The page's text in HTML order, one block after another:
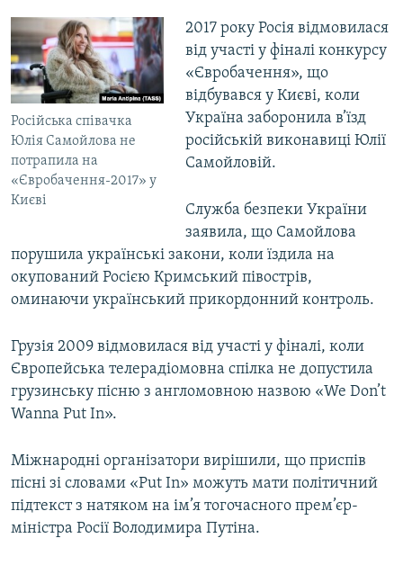
Російська співачка
Юлія Самойлова не
потрапила на
«Євробачення-2017» у
Києві
2017 року Росія відмовилася
від участі у фіналі конкурсу
«Євробачення», що
відбувався у Києві, коли
Україна заборонила в’їзд
російській виконавиці Юлії
Самойловій.
Служба безпеки України
заявила, що Самойлова
порушила українські закони, коли їздила на
окупований Росією Кримський півострів,
оминаючи український прикордонний контроль.
Грузія 2009 відмовилася від участі у фіналі, коли
Європейська телерадіомовна спілка не допустила
грузинську пісню з англомовною назвою «We Don’t
Wanna Put In».
Міжнародні організатори вирішили, що приспів
пісні зі словами «Put In» можуть мати політичний
підтекст з натяком на ім’я тогочасного прем’єр-
міністра Росії Володимира Путіна.